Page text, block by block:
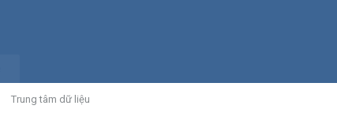
Trung tâm dữ liệu